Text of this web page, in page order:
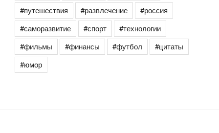
#путешествия
#развлечение
#россия
#саморазвитие
#спорт
#технологии
#фильмы
#финансы #футбол
#цитаты
#юмор